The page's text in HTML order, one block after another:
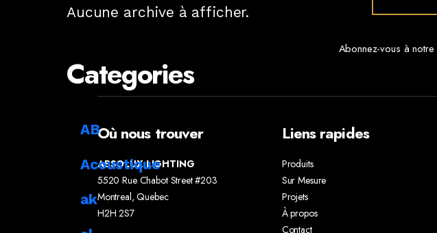
Aucune archive à afficher.
Categories
AB
Acoustique
ak
Abonnez-vous à
Où nous trouver
ABSOLUX LIGHTING
5520 Rue Chabot Street #203
Montreal, Quebec
H2H 2S7
Liens rapides
Produits
Sur Mesure
Projets
À propos
Contact